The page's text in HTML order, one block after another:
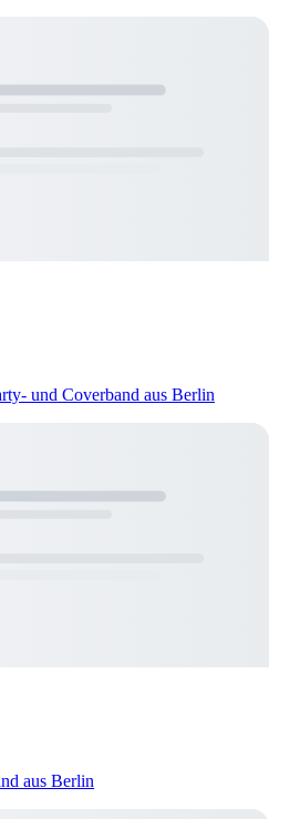
und Coverband aus Berlin
aus Berlin